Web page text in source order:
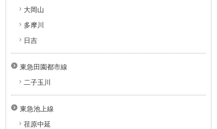
大岡山
多摩川
日吉
東急田園都市線
二子玉川
東急池上線
荏原中延